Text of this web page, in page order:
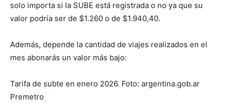
solo importa si la SUBE está registrada o no ya que su
valor podría ser de $1.260 o de $1.940,40.
Además, depende la cantidad de viajes realizados en el
mes abonarás un valor más bajo:
Tarifa de subte en enero 2026. Foto: argentina.gob.ar
Premetro